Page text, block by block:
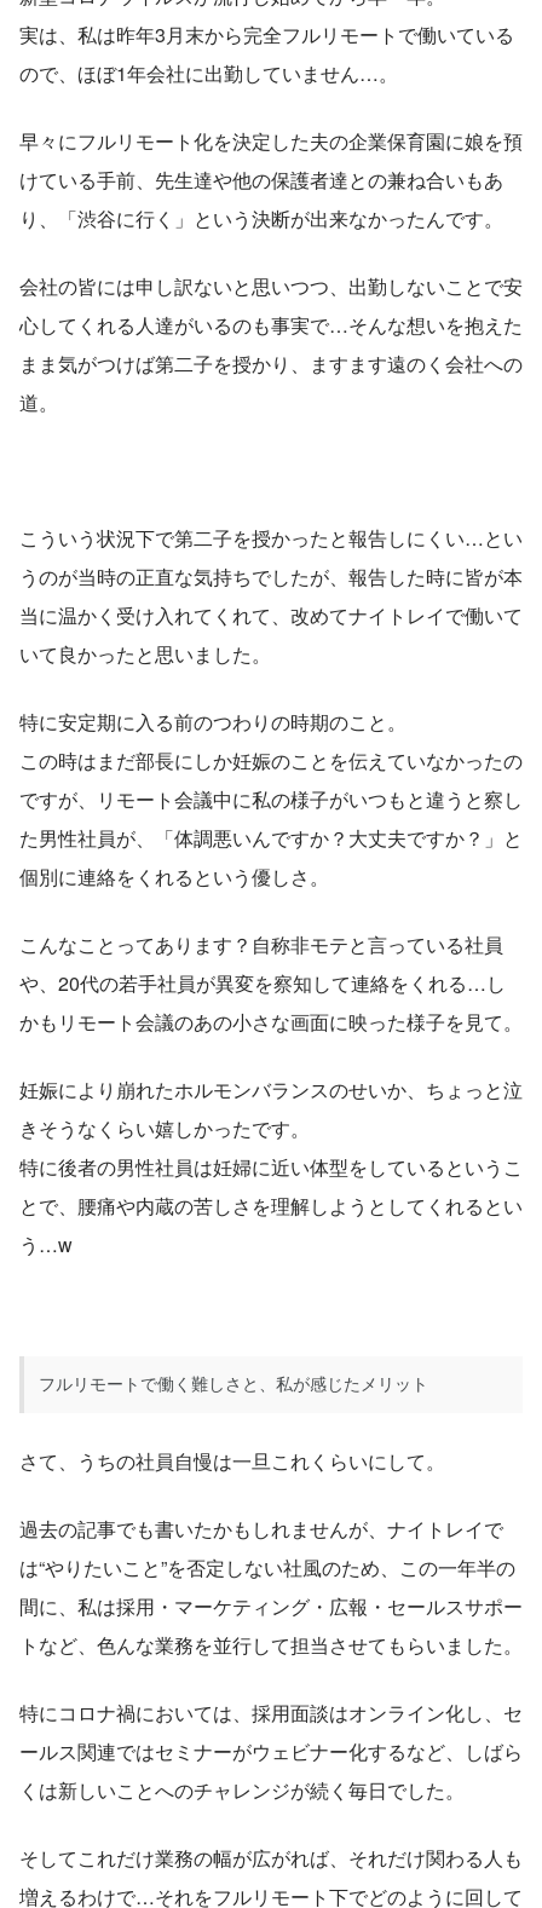
実は、私は昨年3月末から完全フルリモートで働いている
ので、ほぼ1年会社に出勤していません…。
早々にフルリモート化を決定した夫の企業保育園に娘を預
けている手前、先生達や他の保護者達との兼ね合いもあ
り、「渋谷に行く」という決断が出来なかったんです。
会社の皆には申し訳ないと思いつつ、出勤しないことで安
心してくれる人達がいるのも事実で…そんな想いを抱えた
まま気がつけば第二子を授かり、ますます遠のく会社への
道。
こういう状況下で第二子を授かったと報告しにくい…とい
うのが当時の正直な気持ちでしたが、報告した時に皆が本
当に温かく受け入れてくれて、改めてナイトレイで働いて
いて良かったと思いました。
特に安定期に入る前のつわりの時期のこと。
この時はまだ部長にしか妊娠のことを伝えていなかったの
ですが、リモート会議中に私の様子がいつもと違うと察し
た男性社員が、「体調悪いんですか？大丈夫ですか？」と
個別に連絡をくれるという優しさ。
こんなことってあります？自称非モテと言っている社員
や、20代の若手社員が異変を察知して連絡をくれる…し
かもリモート会議のあの小さな画面に映った様子を見て。
妊娠により崩れたホルモンバランスのせいか、ちょっと泣
きそうなくらい嬉しかったです。
特に後者の男性社員は妊婦に近い体型をしているというこ
とで、腰痛や内蔵の苦しさを理解しようとしてくれるとい
う…w
フルリモートで働く難しさと、私が感じたメリット
さて、うちの社員自慢は一旦これくらいにして。
過去の記事でも書いたかもしれませんが、ナイトレイで
は“やりたいこと”を否定しない社風のため、この一年半の
間に、私は採用・マーケティング・広報・セールスサポー
トなど、色んな業務を並行して担当させてもらいました。
特にコロナ禍においては、採用面談はオンライン化し、セ
ールス関連ではセミナーがウェビナー化するなど、しばら
くは新しいことへのチャレンジが続く毎日でした。
そしてこれだけ業務の幅が広がれば、それだけ関わる人も
増えるわけで…それをフルリモート下でどのように回して